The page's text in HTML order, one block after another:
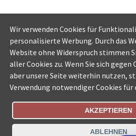
Bestellungsstatus
Wir verwenden Cookies für
personalisierte Werbung. Durch das
Website ohne Widerspruch stimmen
aller Cookies zu. Wenn Sie sich gegen
aber unsere Seite weiterhin nutzen,
Verwendung notwendiger Cookies für
AKZEPTIEREN
ABLEHNEN